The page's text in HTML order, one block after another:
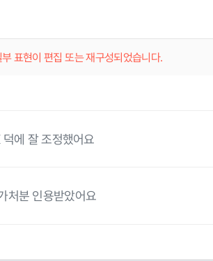
표현이 편집 또는 재구성되었습니다.
에 잘 조정했어요
처분 인용받았어요